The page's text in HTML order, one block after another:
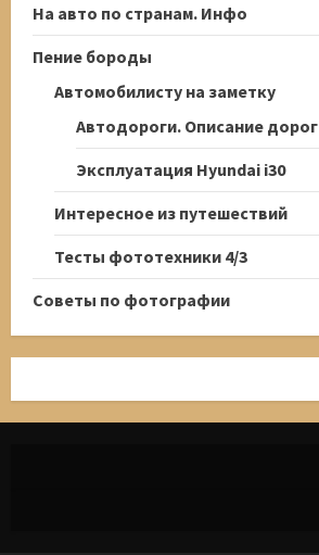
На авто по странам. Инфо
Пение бороды
Автомобилисту на заметку
Автодороги. Описание дорог
Эксплуатация Hyundai i30
Интересное из путешествий
Тесты фототехники 4/3
Советы по фотографии